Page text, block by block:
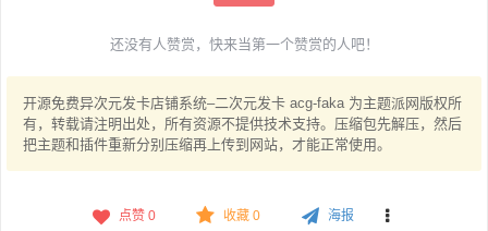
还没有人赞赏，快来当第一个赞赏的人吧！
开源免费异次元发卡店铺系统–二次元发卡 acg-faka 为主题派网版权所
有，转载请注明出处，所有资源不提供技术支持。压缩包先解压，然后
把主题和插件重新分别压缩再上传到网站，才能正常使用。
点赞 0 收藏 0 海报